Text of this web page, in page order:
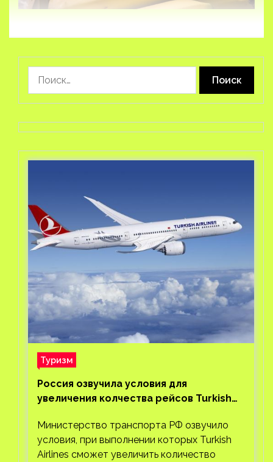
Туризм
Россия озвучила условия для
увеличения колчества рейсов Turkish
Министерство транспорта РФ озвучило
условия, при выполнении которых Turkish
Airlines сможет увеличить количество